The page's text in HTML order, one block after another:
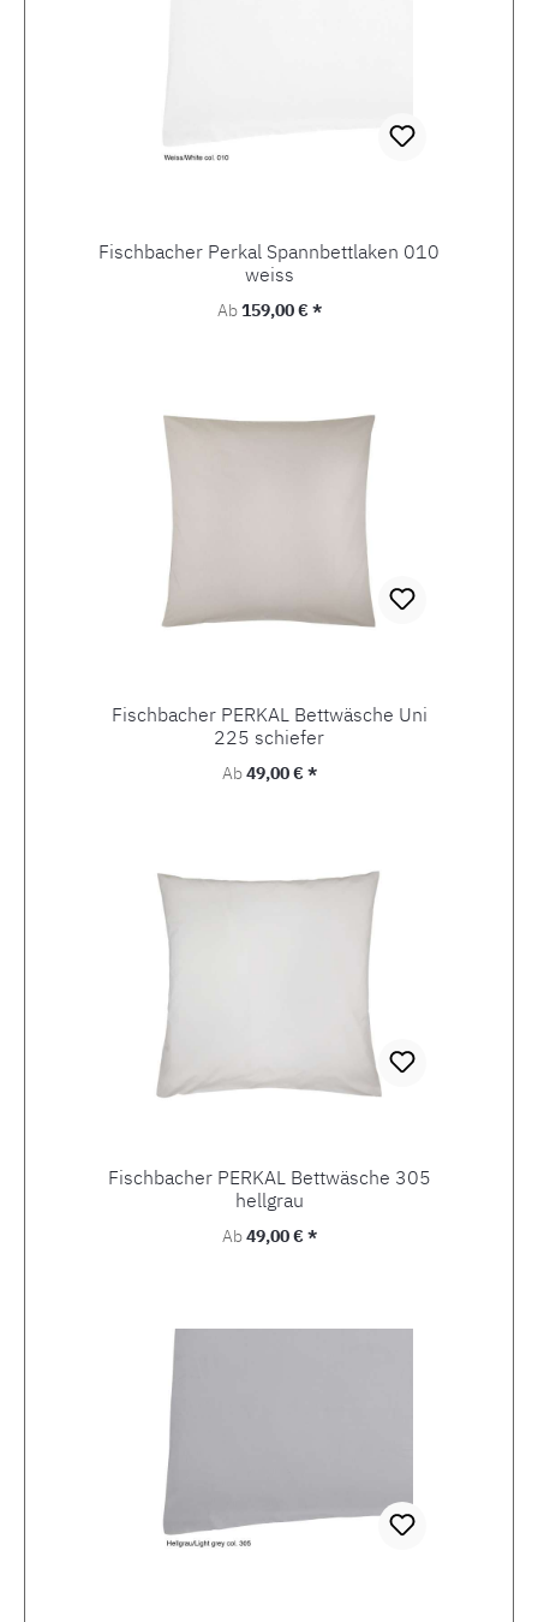
Fischbacher Perkal Spannbettlaken 010
weiss
Regulärer Preis:
Ab159,00 € *
Fischbacher PERKAL Bettwäsche Uni
225 schiefer
Regulärer Preis:
Ab49,00 € *
Fischbacher PERKAL Bettwäsche 305
hellgrau
Regulärer Preis:
Ab49,00 € *